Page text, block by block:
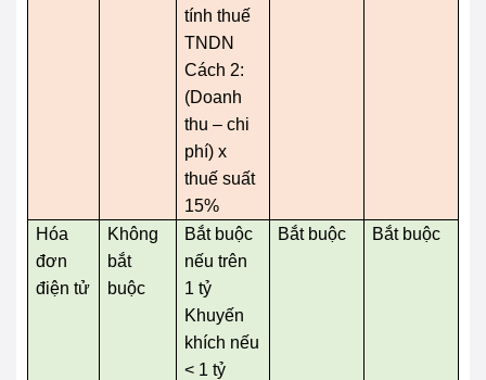
tính thuế
TNDN
Cách 2:
(Doanh
thu – chi
phí) x
thuế suất
15%
Hóa
đơn
điện tử
Không
bắt
buộc
Bắt buộc
nếu trên
1 tỷ
Khuyến
khích nếu
< 1 tỷ
Bắt buộc Bắt buộc